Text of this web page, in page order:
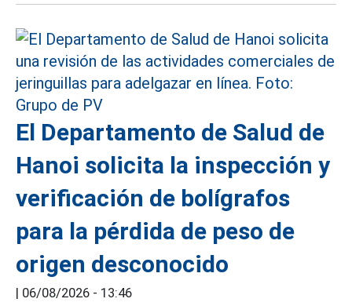
El Departamento de Salud de
Hanoi solicita la inspección y
verificación de bolígrafos
para la pérdida de peso de
origen desconocido
06/08/2026 - 13:46